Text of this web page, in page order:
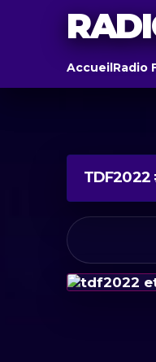
AccueilRadio
TDF2022